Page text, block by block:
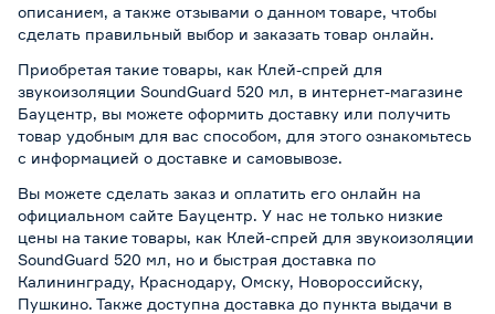
описанием, а также отзывами о данном товаре, чтобы
сделать правильный выбор и заказать товар онлайн.
Приобретая такие товары, как Клей-спрей для
звукоизоляции SoundGuard 520 мл, в интернет-магазине
Бауцентр, вы можете оформить доставку или получить
товар удобным для вас способом, для этого ознакомьтесь
с информацией о доставке и самовывозе.
Вы можете сделать заказ и оплатить его онлайн на
официальном сайте Бауцентр. У нас не только низкие
цены на такие товары, как Клей-спрей для звукоизоляции
SoundGuard 520 мл, но и быстрая доставка по
Калининграду, Краснодару, Омску, Новороссийску,
Пушкино. Также доступна доставка до пункта выдачи в